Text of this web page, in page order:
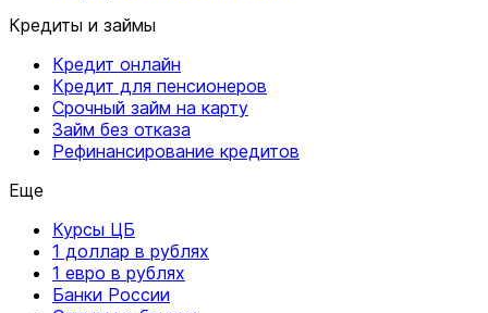
Кредиты и займы
Кредит онлайн
Кредит для пенсионеров
Срочный займ на карту
Займ без отказа
Рефинансирование кредитов
Еще
Курсы ЦБ
1 доллар в рублях
1 евро в рублях
Банки России